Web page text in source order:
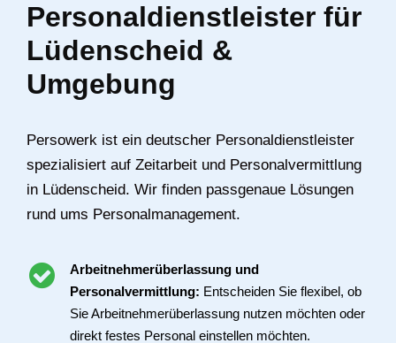
Personaldienstleister für
Lüdenscheid &
Umgebung
Persowerk ist ein deutscher Personaldienstleister
spezialisiert auf Zeitarbeit und Personalvermittlung
in Lüdenscheid. Wir finden passgenaue Lösungen
rund ums Personalmanagement.
Arbeitnehmerüberlassung und
Personalvermittlung: Entscheiden Sie flexibel, ob
Sie Arbeitnehmerüberlassung nutzen möchten oder
direkt festes Personal einstellen möchten.